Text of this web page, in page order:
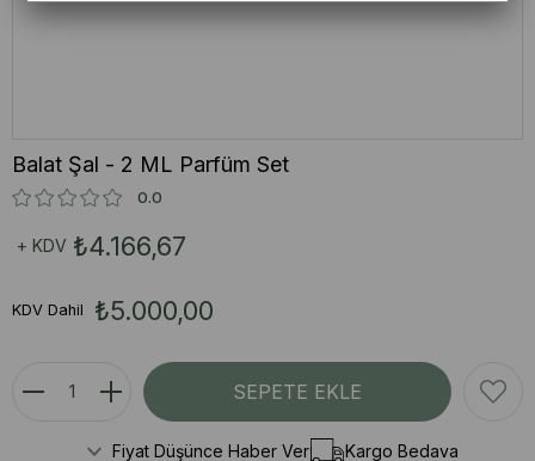
Balat Şal - 2 ML Parfüm Set
0.0
₺4.166,67
+ KDV
KDV Dahil ₺5.000,00
Fiyat Düşünce Haber Ver
Kargo Bedava